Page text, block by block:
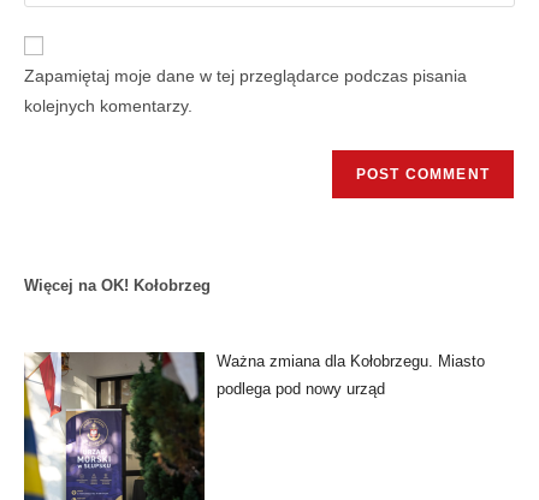
Zapamiętaj moje dane w tej przeglądarce podczas pisania
kolejnych komentarzy.
Więcej na OK! Kołobrzeg
Ważna zmiana dla Kołobrzegu. Miasto
podlega pod nowy urząd